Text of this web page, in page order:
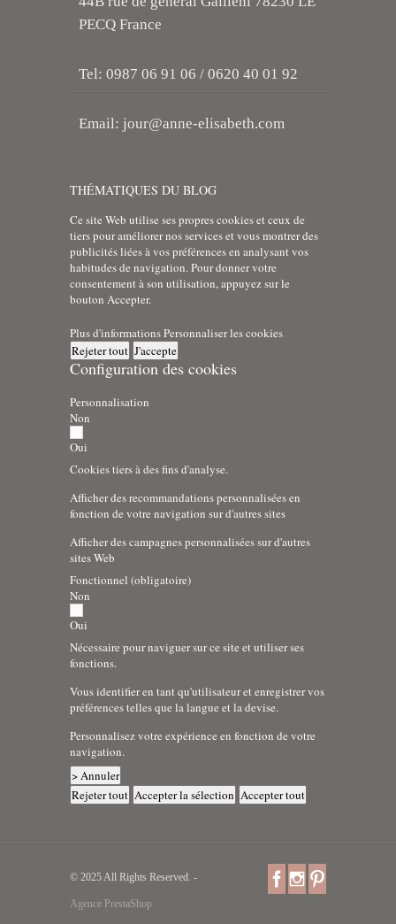
PECQ France
Tel: 0987 06 91 06 / 0620 40 01 92
Email: jour@anne-elisabeth.com
THÉMATIQUES DU BLOG
Ce site Web utilise ses propres cookies et ceux de
tiers pour améliorer nos services et vous montrer des
publicités liées à vos préférences en analysant vos
habitudes de navigation. Pour donner votre
consentement à son utilisation, appuyez sur le
bouton Accepter.
Plus d'informationsPersonnaliser les cookies
Rejeter tout J'accepte
Configuration des cookies
Personnalisation
Non
Oui
Cookies tiers à des fins d'analyse.
Afficher des recommandations personnalisées en
fonction de votre navigation sur d'autres sites
Afficher des campagnes personnalisées sur d'autres
sites Web
Fonctionnel (obligatoire)
Non
Oui
Nécessaire pour naviguer sur ce site et utiliser ses
fonctions.
Vous identifier en tant qu'utilisateur et enregistrer vos
préférences telles que la langue et la devise.
Personnalisez votre expérience en fonction de votre
navigation.
> Annuler
Rejeter tout Accepter la sélection Accepter tout
© 2025 All Rights Reserved. -
Agence PrestaShop